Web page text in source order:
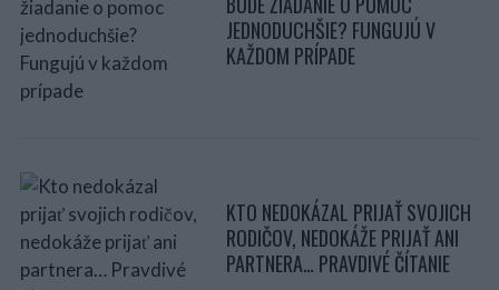
JEDNODUCHŠIE? FUNGUJÚ V
KAŽDOM PRÍPADE
KTO NEDOKÁZAL PRIJAŤ SVOJICH
RODIČOV, NEDOKÁŽE PRIJAŤ ANI
PARTNERA… PRAVDIVÉ ČÍTANIE